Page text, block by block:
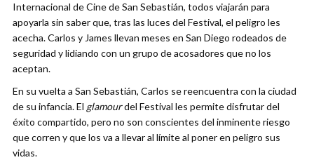
Internacional de Cine de San Sebastián, todos viajarán para
apoyarla sin saber que, tras las luces del Festival, el peligro les
acecha. Carlos y James llevan meses en San Diego rodeados de
seguridad y lidiando con un grupo de acosadores que no los
aceptan.
En su vuelta a San Sebastián, Carlos se reencuentra con la ciudad
de su infancia. El glamourdel Festival les permite disfrutar del
éxito compartido, pero no son conscientes del inminente riesgo
que corren y que los va a llevar al límite al poner en peligro sus
vidas.